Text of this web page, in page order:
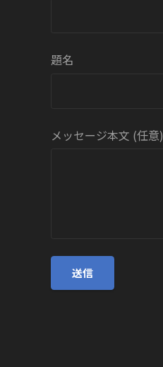
題名
メッセージ本文 (任意)